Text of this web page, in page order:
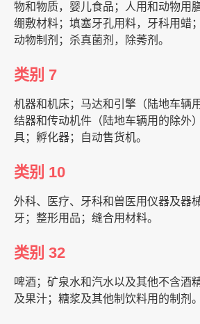
物和物质，婴儿食品；人用和动物用
绷敷材料；填塞牙孔用料，牙科用蜡
动物制剂；杀真菌剂，除莠剂。
类别 7
机器和机床；马达和引擎（陆地车辆
结器和传动机件（陆地车辆用的除外
具；孵化器；自动售货机。
类别 10
外科、医疗、牙科和兽医用仪器及器
牙；整形用品；缝合用材料。
类别 32
啤酒；矿泉水和汽水以及其他不含酒
及果汁；糖浆及其他制饮料用的制剂。